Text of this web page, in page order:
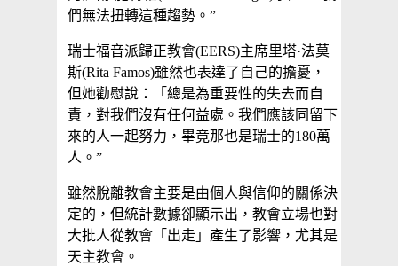
們無法扭轉這種趨勢。”
瑞士福音派歸正教會(EERS)主席里塔·法莫
斯(Rita Famos)雖然也表達了自己的擔憂，
但她勸慰說：「總是為重要性的失去而自
責，對我們沒有任何益處。我們應該同留下
來的人一起努力，畢竟那也是瑞士的180萬
人。”
雖然脫離教會主要是由個人與信仰的關係決
定的，但統計數據卻顯示出，教會立場也對
大批人從教會「出走」產生了影響，尤其是
天主教會。